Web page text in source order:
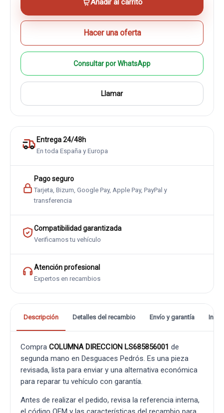
Añadir al carrito
Hacer una oferta
Consultar por WhatsApp
Llamar
Entrega 24/48h
En toda España y Europa
Pago seguro
Tarjeta, Bizum, Google Pay, Apple Pay, PayPal y
transferencia
Compatibilidad garantizada
Verificamos tu vehículo
Atención profesional
Expertos en recambios
Descripción Detalles del recambio Envío y garantía
Compra COLUMNA DIRECCION LS685856001 de
segunda mano en Desguaces Pedrós. Es una pieza
revisada, lista para enviar y una alternativa económica
para reparar tu vehículo con garantía.
Antes de realizar el pedido, revisa la referencia interna,